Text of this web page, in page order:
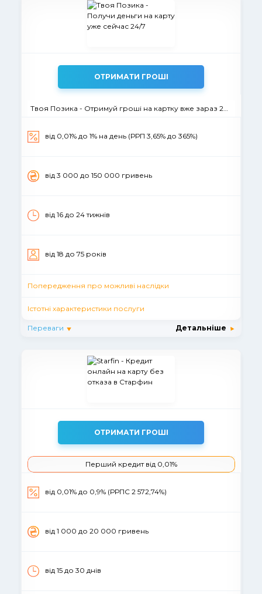
ОТРИМАТИ ГРОШІ
Твоя Позика - Отримуй гроші на картку вже зараз 24/7
від 0,01% до 1% на день (РРП 3,65% до 365%)
вiд 3 000 до 150 000 гривень
від 16 до 24 тижнів
вiд 18 до 75 рокiв
Попередження про можливі наслідки
Істотні характеристики послуги
Переваги Детальніше
ОТРИМАТИ ГРОШІ
Перший кредит від 0,01%
вiд 0,01% до 0,9% (РРПС 2 572,74%)
вiд 1 000 до 20 000 гривень
від 15 до 30 днів